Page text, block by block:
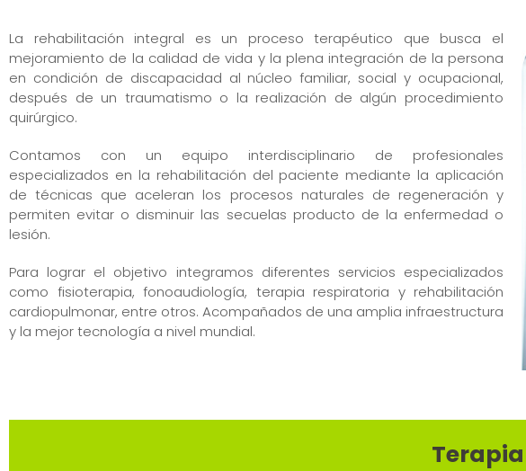
La rehabilitación integral es un proceso terapéutico que busca el
mejoramiento de la calidad de vida y la plena integración de la persona
en condición de discapacidad al núcleo familiar, social y ocupacional,
después de un traumatismo o la realización de algún procedimiento
quirúrgico.
Contamos con un equipo interdisciplinario de profesionales
especializados en la rehabilitación del paciente mediante la aplicación
de técnicas que aceleran los procesos naturales de regeneración y
permiten evitar o disminuir las secuelas producto de la enfermedad o
lesión.
Para lograr el objetivo integramos diferentes servicios especializados
como fisioterapia, fonoaudiología, terapia respiratoria y rehabilitación
cardiopulmonar, entre otros. Acompañados de una amplia infraestructura
y la mejor tecnología a nivel mundial.